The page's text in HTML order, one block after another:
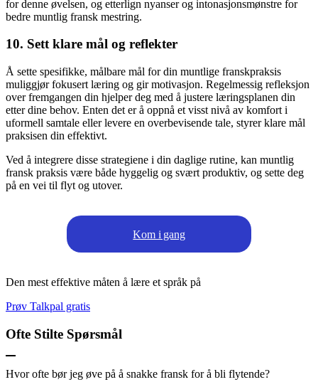
for denne øvelsen, og etterlign nyanser og intonasjonsmønstre for
bedre muntlig fransk mestring.
10. Sett klare mål og reflekter
Å sette spesifikke, målbare mål for din muntlige franskpraksis
muliggjør fokusert læring og gir motivasjon. Regelmessig refleksjon
over fremgangen din hjelper deg med å justere læringsplanen din
etter dine behov. Enten det er å oppnå et visst nivå av komfort i
uformell samtale eller levere en overbevisende tale, styrer klare mål
praksisen din effektivt.
Ved å integrere disse strategiene i din daglige rutine, kan muntlig
fransk praksis være både hyggelig og svært produktiv, og sette deg
på en vei til flyt og utover.
Kom i gang
Den mest effektive måten å lære et språk på
Prøv Talkpal gratis
Ofte Stilte Spørsmål
Hvor ofte bør jeg øve på å snakke fransk for å bli flytende?